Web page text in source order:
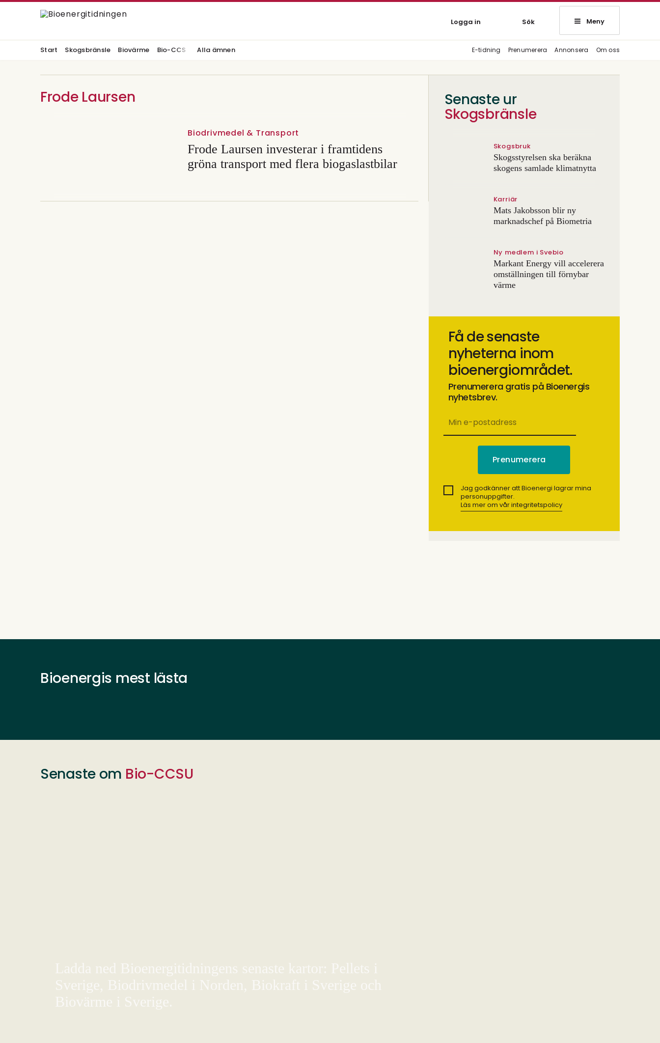
Logga in Sök Meny
Start Skogsbränsle Biovärme Bio-CCS Alla ämnen E-tidning Prenumerera Annonsera Om oss
Frode Laursen
Biodrivmedel & Transport
Frode Laursen investerar i framtidens
gröna transport med flera biogaslastbilar
Senaste ur
Skogsbränsle
Skogsbruk
Skogsstyrelsen ska beräkna
skogens samlade klimatnytta
Karriär
Mats Jakobsson blir ny
marknadschef på Biometria
Ny medlem i Svebio
Markant Energy vill accelerera
omställningen till förnybar
värme
Få de senaste
nyheterna inom
bioenergiområdet.
Prenumerera gratis på Bioenergis
nyhetsbrev.
Jag godkänner att Bioenergi lagrar mina
personuppgifter.
Läs mer om vår integritetspolicy
Bioenergis mest lästa
Senaste om Bio-CCSU
Ladda ned Bioenergitidningens senaste kartor: Pellets i
Sverige, Biodrivmedel i Norden, Biokraft i Sverige och
Biovärme i Sverige.